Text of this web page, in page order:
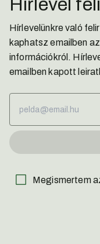
Hírlevél
Hírlevelünkre való
kaphatsz emailben
információkról.
emailben kapott
Megismertem